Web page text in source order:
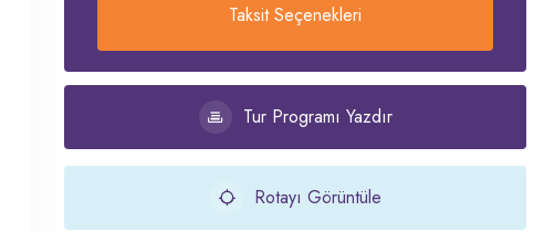
Taksit Seçenekleri
Tur Programı Yazdır
Rotayı Görüntüle